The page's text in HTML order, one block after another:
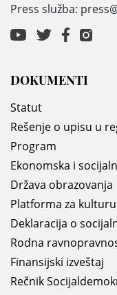
Press služba:
DOKUMENTI
Statut
Rešenje o upisu u
Program
Ekonomska i
Država obrazovanja
Platforma za kulturu
Deklaracija o
Rodna
Finansijski izveštaj
Rečnik